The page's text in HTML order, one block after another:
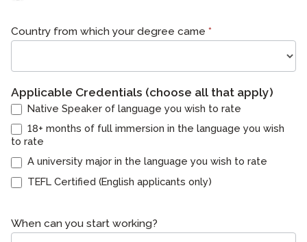
Country from which your degree came *
Applicable Credentials (choose all that apply)
Native Speaker of language you wish to rate
18+ months of full immersion in the language you wish
to rate
A university major in the language you wish to rate
TEFL Certified (English applicants only)
When can you start working?